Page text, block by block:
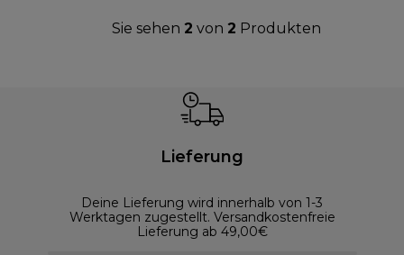
Sie sehen 2 von 2 Produkten
Lieferung
Deine Lieferung wird innerhalb von 1-3
Werktagen zugestellt. Versandkostenfreie
Lieferung ab 49,00€